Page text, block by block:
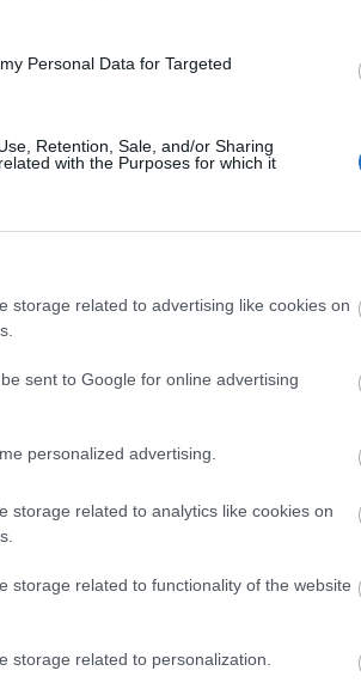
Personal Data for Targeted
Retention, Sale, and/or Sharing
with the Purposes for which it
storage related to advertising like cookies on
sent to Google for online advertising
personalized advertising.
storage related to analytics like cookies on
storage related to functionality of the website
storage related to personalization.
και στους τοίχους όταν έφτασαν
τόσο το καλύτερο. Η
του installation, που
Clark, το θρυλικό Σκωτσέζο
τα όρια μεταξύ μπαλέτου,
της δεκαετίας του ‘80.